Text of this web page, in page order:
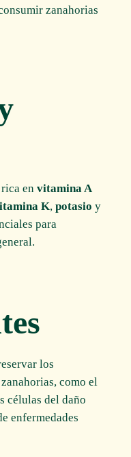
zanahorias
rica envitamina A
K,potasio y
para
los
como el
células del daño
enfermedades